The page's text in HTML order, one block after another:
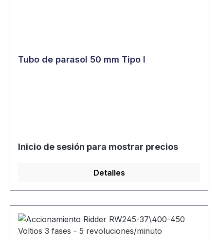
Tubo de parasol 50 mm Tipo I
Inicio de sesión para mostrar precios
Detalles